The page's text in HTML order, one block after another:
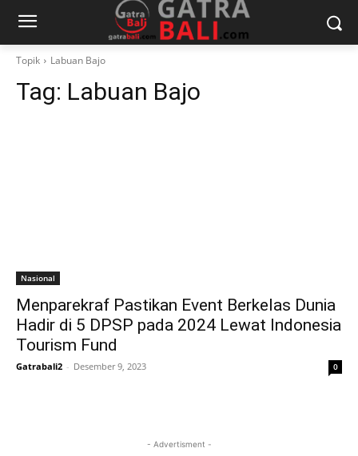
Topik Labuan Bajo
Tag: Labuan Bajo
Nasional
Menparekraf Pastikan Event Berkelas Dunia
Hadir di 5 DPSP pada 2024 Lewat Indonesia
Tourism Fund
Gatrabali2 - Desember 9, 2023 0
- Advertisment -